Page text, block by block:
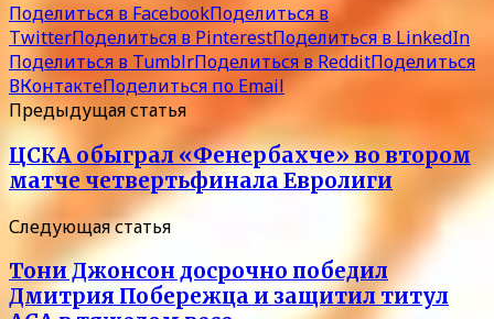
Поделиться в FacebookПоделиться в
TwitterПоделиться в PinterestПоделиться в LinkedIn
Поделиться в TumblrПоделиться в RedditПоделиться
ВКонтактеПоделиться по Email
Предыдущая статья
ЦСКА обыграл «Фенербахче» во втором
матче четвертьфинала Евролиги
Следующая статья
Тони Джонсон досрочно победил
Дмитрия Побережца и защитил титул